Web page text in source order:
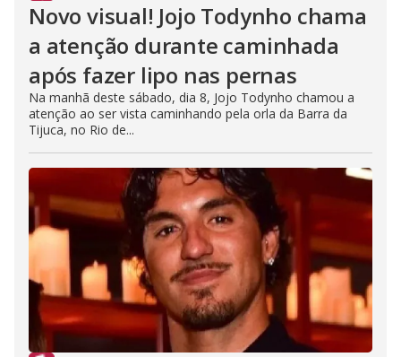
Novo visual! Jojo Todynho chama
a atenção durante caminhada
após fazer lipo nas pernas
Na manhã deste sábado, dia 8, Jojo Todynho chamou a
atenção ao ser vista caminhando pela orla da Barra da
Tijuca, no Rio de...